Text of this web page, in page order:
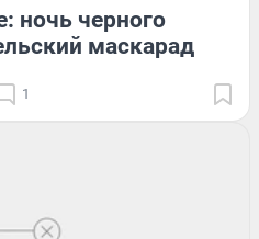
ночь черного
маскарад
1